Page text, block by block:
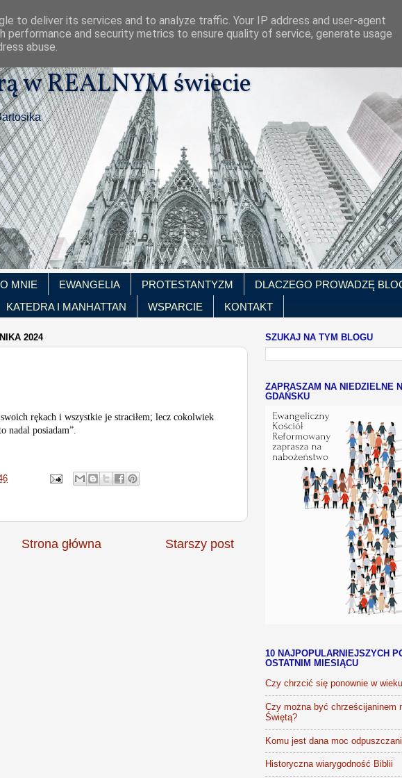
w REALNYM świecie
O MNIE EWANGELIA PROTESTANTYZM
DLACZEGO PROWADZĘ
KATEDRA I MANHATTAN WSPARCIE KONTAKT
2024
rękach i wszystkie je straciłem; lecz cokolwiek
nadal posiadam”.
Starszy post
Strona główna
SZUKAJ NA TYM BLOGU
ZAPRASZAM NA NIEDZIELNE
GDAŃSKU
10 NAJPOPULARNIEJSZYCH
OSTATNIM MIESIĄCU
Czy chrzcić się ponownie w
Czy można być chrześcijaninem
Świętą?
Komu jest dana moc
Historyczna wiarygodność Biblii
to deliver its services and to analyze traffic. Your IP address and user-agent
performance and security metrics to ensure quality of service, generate usage
abuse.